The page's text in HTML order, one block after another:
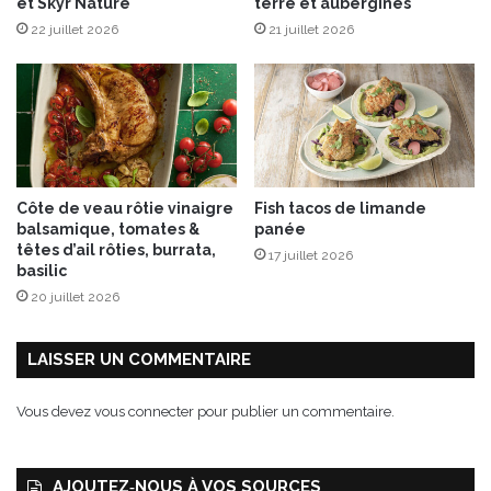
p
'
s
&
L
y
o
d
a
2
o
22 juillet 2026 21 juillet 2026
Côte de veau rôtie vinaigre
balsamique, tomates &
têtes d’ail rôties, burrata,
basilic
20 juillet 2026
Fish tacos de limande
panée
17 juillet 2026
LAISSER UN COMMENTAIRE
Vous devez vous connecter pour publier un commentaire.
AJOUTEZ‑NOUS À VOS SOURCES